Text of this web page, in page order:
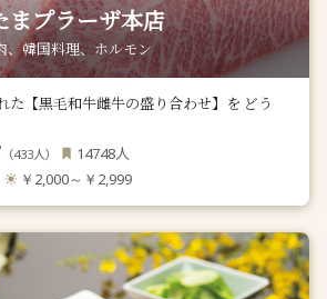
まプラーザ本店
、韓国料理、ホルモン
た【黒毛和牛雌牛の盛り合わせ】を どう
（433人） 14748人
￥2,000～￥2,999